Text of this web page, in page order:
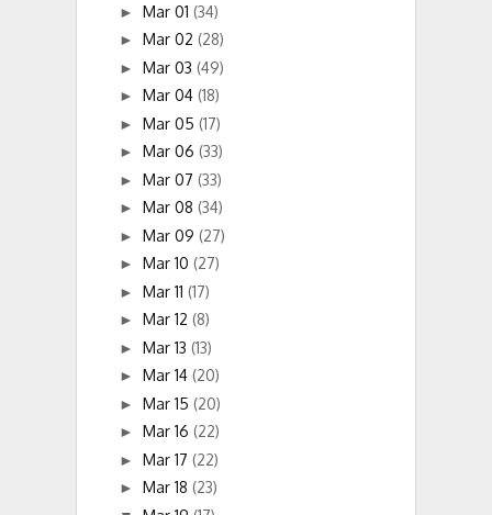
► Mar 01 (34)
► Mar 02 (28)
► Mar 03 (49)
► Mar 04 (18)
► Mar 05 (17)
► Mar 06 (33)
► Mar 07 (33)
► Mar 08 (34)
► Mar 09 (27)
► Mar 10 (27)
► Mar 11 (17)
► Mar 12 (8)
► Mar 13 (13)
► Mar 14 (20)
► Mar 15 (20)
► Mar 16 (22)
► Mar 17 (22)
► Mar 18 (23)